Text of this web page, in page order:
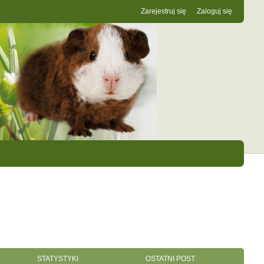
Zaloguj się
Zarejestruj się
STATYSTYKI OSTATNI POST